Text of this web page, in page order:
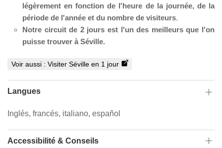
légèrement en fonction de l'heure de la journée, de la
période de l'année et du nombre de visiteurs.
Notre circuit de 2 jours est l'un des meilleurs que l'on
puisse trouver à Séville.
Voir aussi : Visiter Séville en 1 jour
Langues
Inglés, francés, italiano, español
Accessibilité & Conseils